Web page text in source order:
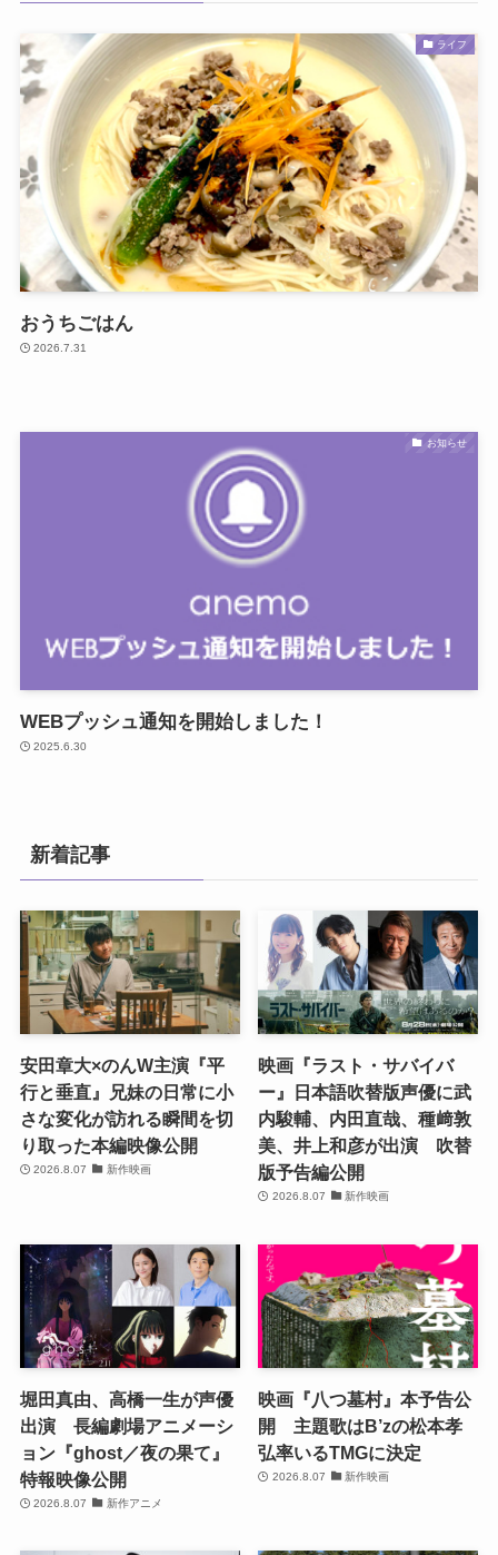
ライフ
おうちごはん
2026.7.31
お知らせ
WEBプッシュ通知を開始しました！
2025.6.30
新着記事
安田章大×のんW主演『平
行と垂直』兄妹の日常に小
さな変化が訪れる瞬間を切
り取った本編映像公開
2026.8.07 新作映画
映画『ラスト・サバイバ
ー』日本語吹替版声優に武
内駿輔、内田直哉、種﨑敦
美、井上和彦が出演 吹替
版予告編公開
2026.8.07 新作映画
堀田真由、高橋一生が声優
出演 長編劇場アニメーシ
ョン『ghost／夜の果て』
特報映像公開
2026.8.07 新作アニメ
映画『八つ墓村』本予告公
開 主題歌はB’zの松本孝
弘率いるTMGに決定
2026.8.07 新作映画